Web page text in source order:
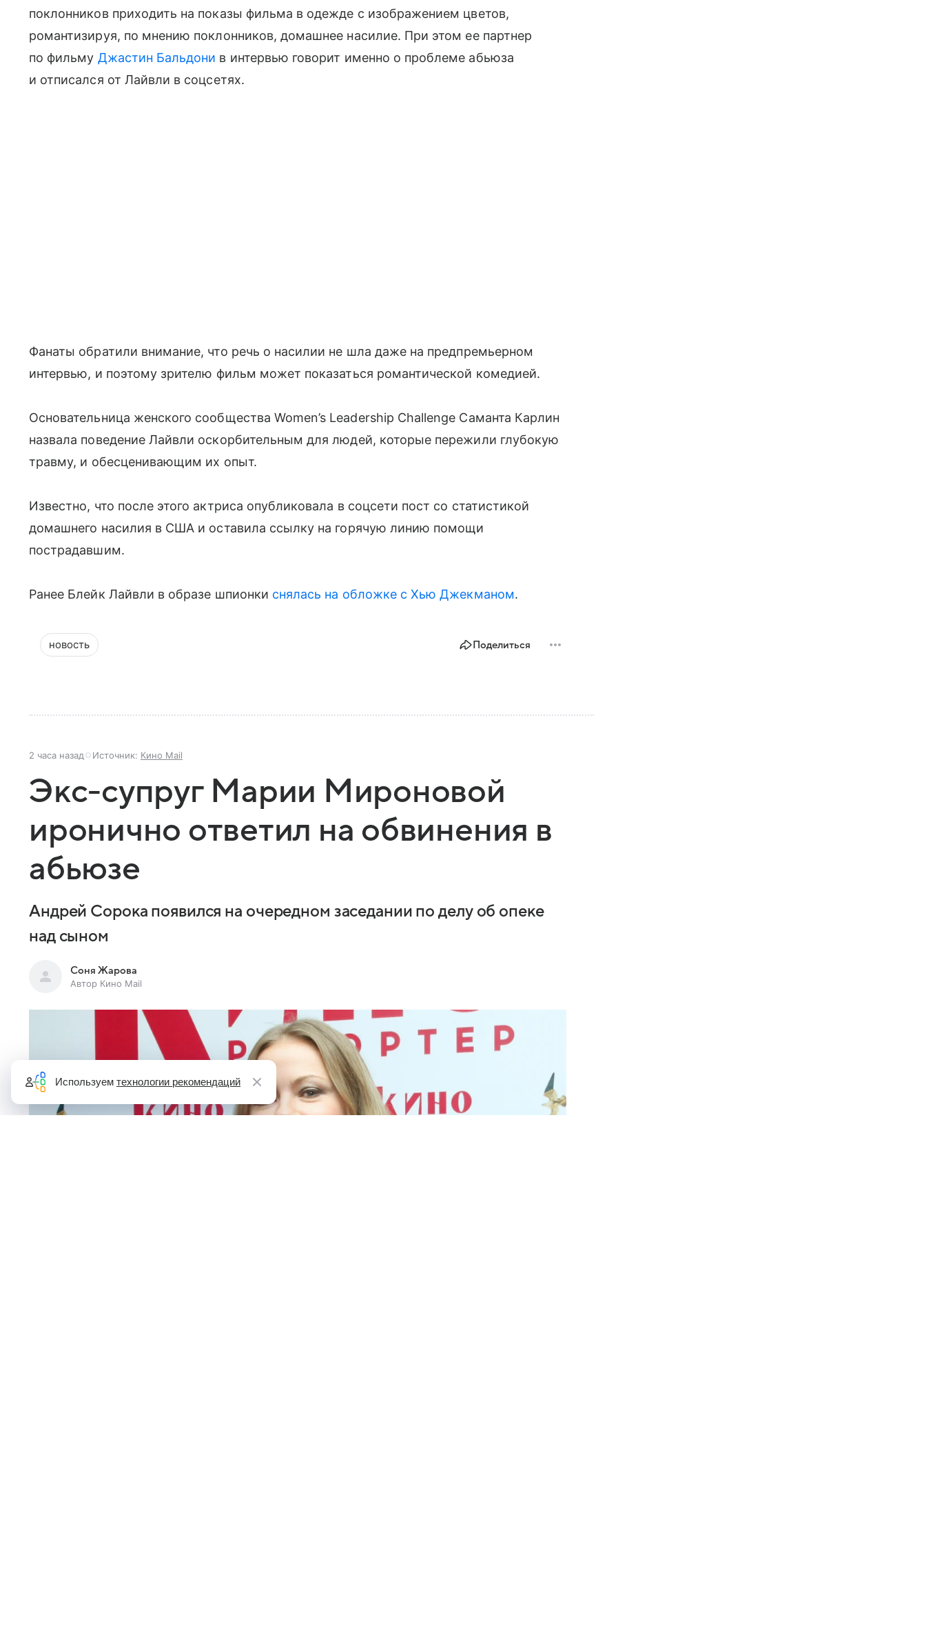
поклонников приходить на показы фильма в одежде с изображением цветов,
романтизируя, по мнению поклонников, домашнее насилие. При этом ее партнер
по фильму Джастин Бальдони в интервью говорит именно о проблеме абьюза
и отписался от Лайвли в соцсетях.
Фанаты обратили внимание, что речь о насилии не шла даже на предпремьерном
интервью, и поэтому зрителю фильм может показаться романтической комедией.
Основательница женского сообщества Women’s Leadership Challenge Саманта Карлин
назвала поведение Лайвли оскорбительным для людей, которые пережили глубокую
травму, и обесценивающим их опыт.
Известно, что после этого актриса опубликовала в соцсети пост со статистикой
домашнего насилия в США и оставила ссылку на горячую линию помощи
пострадавшим.
Ранее Блейк Лайвли в образе шпионки снялась на обложке с Хью Джекманом.
новость Поделиться
2 часа назад Источник: Кино Mail
Экс-супруг Марии Мироновой
иронично ответил на обвинения в
абьюзе
Андрей Сорока появился на очередном заседании по делу об опеке
над сыном
Соня Жарова
Автор Кино Mail
Используем технологии рекомендаций